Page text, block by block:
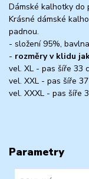
Dámské kalhotky do
Krásné dámské
padnou.
- složení 95%,
- rozměry v klidu
vel. XL - pas šíře 33
vel. XXL - pas šíře
vel. XXXL - pas šíře
Parametry